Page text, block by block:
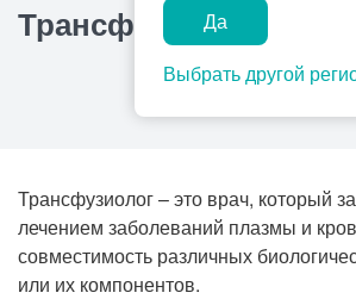
Да
Выбрать другой
Лаборатории
Центр помощи
на дому
Популярные запросы
Прием гинеколога
Прием гастроэнтеролога
Прием офтальмолога
Трансфузиолог
Трансфузиолог – это врач, который
лечением заболеваний плазмы и
совместимость различных
или их компонентов.